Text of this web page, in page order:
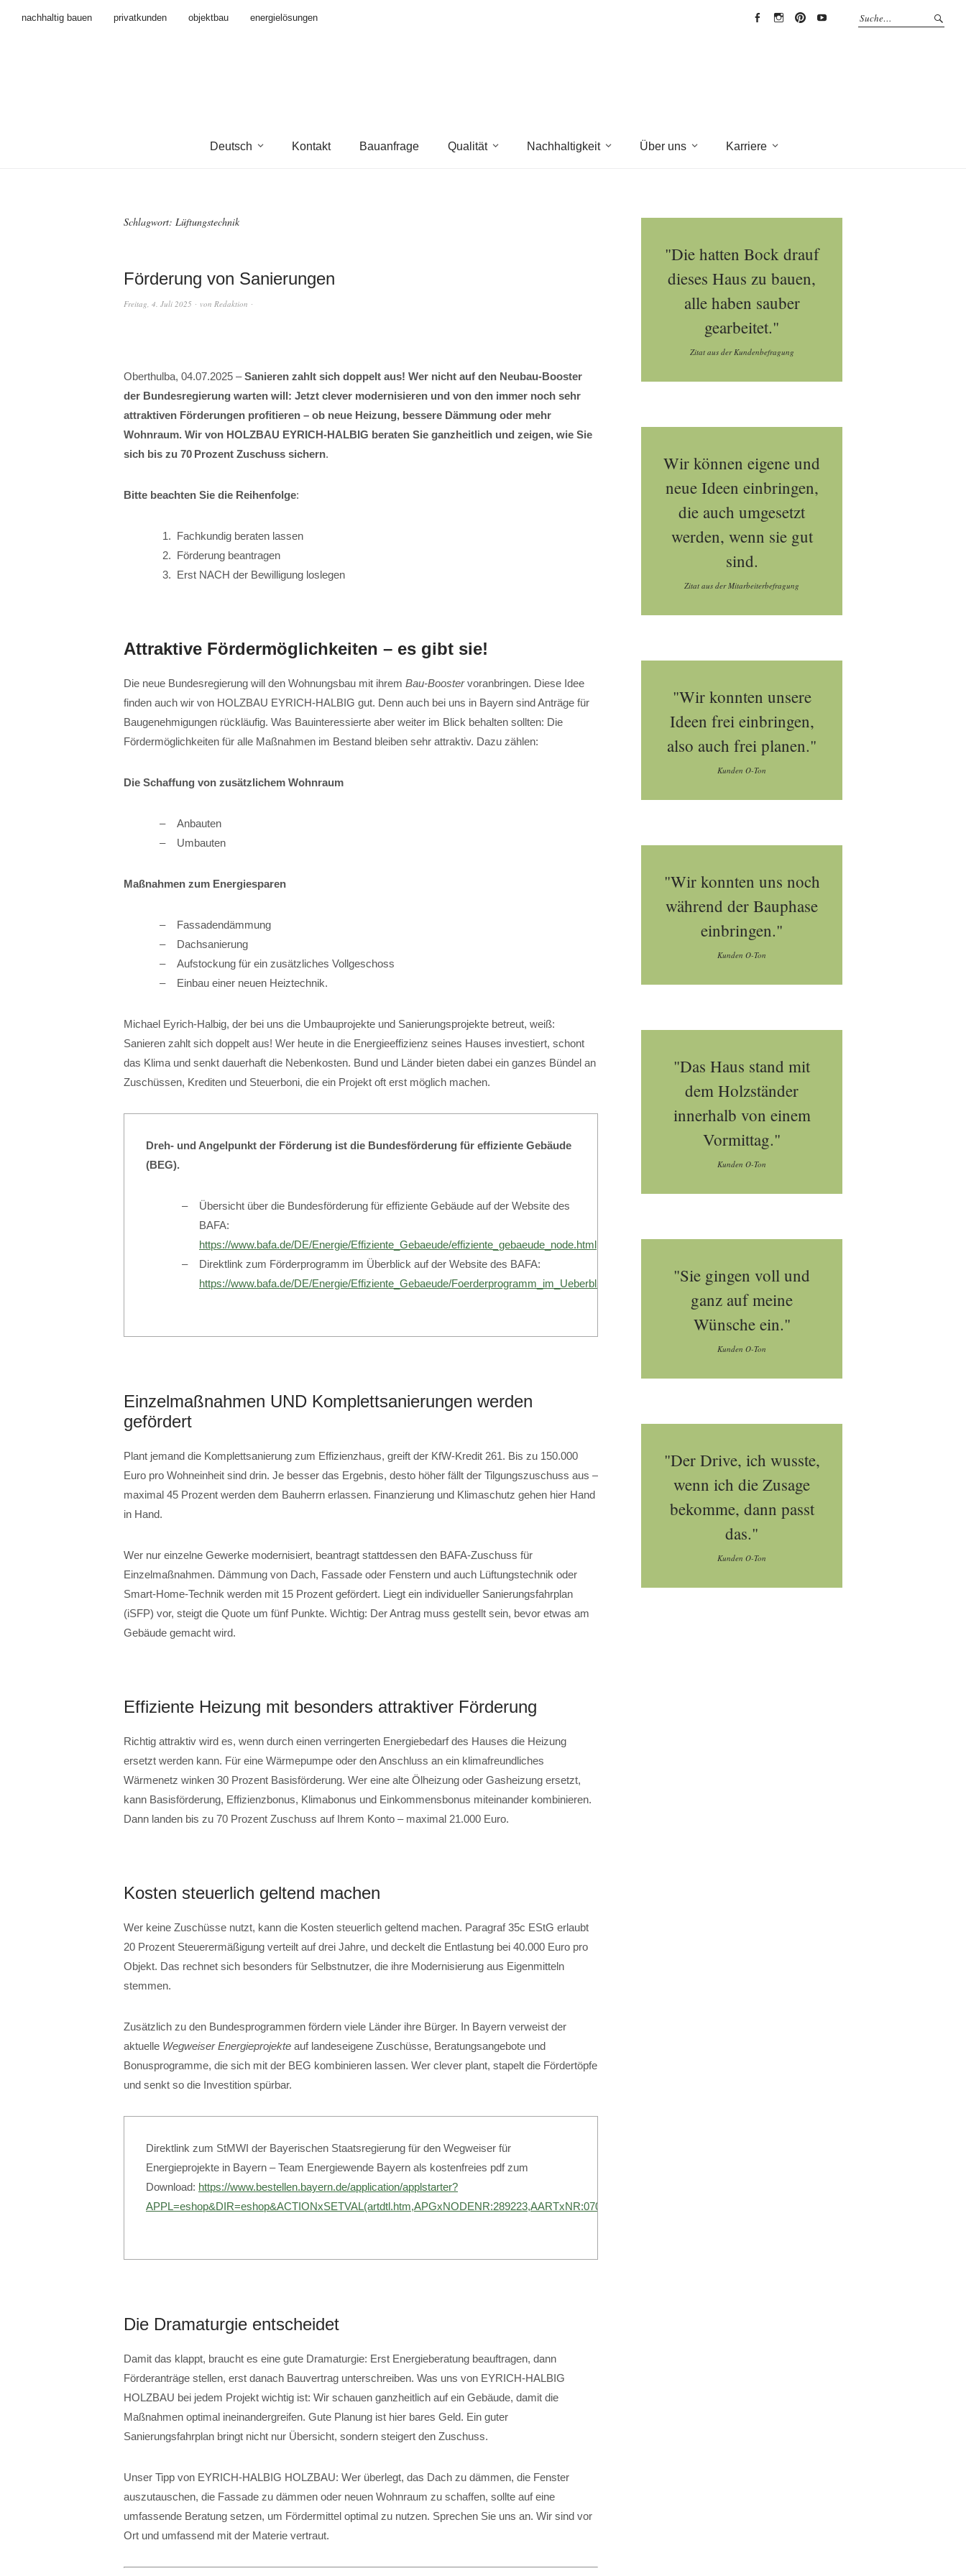
nachhaltig bauen privatkunden objektbau
energielösungen
Deutsch Kontakt Bauanfrage Qualität Nachhaltigkeit Über uns Karriere
Schlagwort: Lüftungstechnik
Förderung von Sanierungen
Freitag, 4. Juli 2025 von Redaktion
Oberthulba, 04.07.2025 –Sanieren zahlt sich doppelt aus! Wer nicht auf den Neubau-Booster
der Bundesregierung warten will: Jetzt clever modernisieren und von den immer noch sehr
attraktiven Förderungen profitieren – ob neue Heizung, bessere Dämmung oder mehr
Wohnraum. Wir von HOLZBAU EYRICH-HALBIG beraten Sie ganzheitlich und zeigen, wie Sie
sich bis zu 70 Prozent Zuschuss sichern.
Bitte beachten Sie die Reihenfolge:
Fachkundig beraten lassen
Förderung beantragen
Erst NACH der Bewilligung loslegen
Attraktive Fördermöglichkeiten – es gibt sie!
Die neue Bundesregierung will den Wohnungsbau mit ihrem Bau-Boostervoranbringen. Diese Idee
finden auch wir von HOLZBAU EYRICH-HALBIG gut. Denn auch bei uns in Bayern sind Anträge für
Baugenehmigungen rückläufig. Was Bauinteressierte aber weiter im Blick behalten sollten: Die
Fördermöglichkeiten für alle Maßnahmen im Bestand bleiben sehr attraktiv. Dazu zählen:
Die Schaffung von zusätzlichem Wohnraum
Anbauten
Umbauten
Maßnahmen zum Energiesparen
Fassadendämmung
Dachsanierung
Aufstockung für ein zusätzliches Vollgeschoss
Einbau einer neuen Heiztechnik.
Michael Eyrich-Halbig, der bei uns die Umbauprojekte und Sanierungsprojekte betreut, weiß:
Sanieren zahlt sich doppelt aus! Wer heute in die Energieeffizienz seines Hauses investiert, schont
das Klima und senkt dauerhaft die Nebenkosten. Bund und Länder bieten dabei ein ganzes Bündel an
Zuschüssen, Krediten und Steuerboni, die ein Projekt oft erst möglich machen.
Dreh- und Angelpunkt der Förderung ist die Bundesförderung für effiziente Gebäude
(BEG).
Übersicht über die Bundesförderung für effiziente Gebäude auf der Website des
BAFA:
https://www.bafa.de/DE/Energie/Effiziente_Gebaeude/effiziente_gebaeude_node.html
Direktlink zum Förderprogramm im Überblick auf der Website des BAFA:
https://www.bafa.de/DE/Energie/Effiziente_Gebaeude/Foerderprogramm_im_Ueberblick/foerderprogramm_im_ueberblick_node.html
Einzelmaßnahmen UND Komplettsanierungen werden
gefördert
Plant jemand die Komplettsanierung zum Effizienzhaus, greift der KfW-Kredit 261. Bis zu 150.000
Euro pro Wohneinheit sind drin. Je besser das Ergebnis, desto höher fällt der Tilgungszuschuss aus –
maximal 45 Prozent werden dem Bauherrn erlassen. Finanzierung und Klimaschutz gehen hier Hand
in Hand.
Wer nur einzelne Gewerke modernisiert, beantragt stattdessen den BAFA-Zuschuss für
Einzelmaßnahmen. Dämmung von Dach, Fassade oder Fenstern und auch Lüftungstechnik oder
Smart-Home-Technik werden mit 15 Prozent gefördert. Liegt ein individueller Sanierungsfahrplan
(iSFP) vor, steigt die Quote um fünf Punkte. Wichtig: Der Antrag muss gestellt sein, bevor etwas am
Gebäude gemacht wird.
Effiziente Heizung mit besonders attraktiver Förderung
Richtig attraktiv wird es, wenn durch einen verringerten Energiebedarf des Hauses die Heizung
ersetzt werden kann. Für eine Wärmepumpe oder den Anschluss an ein klimafreundliches
Wärmenetz winken 30 Prozent Basisförderung. Wer eine alte Ölheizung oder Gasheizung ersetzt,
kann Basisförderung, Effizienzbonus, Klimabonus und Einkommensbonus miteinander kombinieren.
Dann landen bis zu 70 Prozent Zuschuss auf Ihrem Konto – maximal 21.000 Euro.
Kosten steuerlich geltend machen
Wer keine Zuschüsse nutzt, kann die Kosten steuerlich geltend machen. Paragraf 35c EStG erlaubt
20 Prozent Steuerermäßigung verteilt auf drei Jahre, und deckelt die Entlastung bei 40.000 Euro pro
Objekt. Das rechnet sich besonders für Selbstnutzer, die ihre Modernisierung aus Eigenmitteln
stemmen.
Zusätzlich zu den Bundesprogrammen fördern viele Länder ihre Bürger. In Bayern verweist der
aktuelle Wegweiser Energieprojekte auf landeseigene Zuschüsse, Beratungsangebote und
Bonusprogramme, die sich mit der BEG kombinieren lassen. Wer clever plant, stapelt die Fördertöpfe
und senkt so die Investition spürbar.
Direktlink zum StMWI der Bayerischen Staatsregierung für den Wegweiser für
Energieprojekte in Bayern – Team Energiewende Bayern als kostenfreies pdf zum
Download: https://www.bestellen.bayern.de/application/applstarter?
Die Dramaturgie entscheidet
Damit das klappt, braucht es eine gute Dramaturgie: Erst Energieberatung beauftragen, dann
Förderanträge stellen, erst danach Bauvertrag unterschreiben. Was uns von EYRICH-HALBIG
HOLZBAU bei jedem Projekt wichtig ist: Wir schauen ganzheitlich auf ein Gebäude, damit die
Maßnahmen optimal ineinandergreifen. Gute Planung ist hier bares Geld. Ein guter
Sanierungsfahrplan bringt nicht nur Übersicht, sondern steigert den Zuschuss.
Unser Tipp von EYRICH-HALBIG HOLZBAU: Wer überlegt, das Dach zu dämmen, die Fenster
auszutauschen, die Fassade zu dämmen oder neuen Wohnraum zu schaffen, sollte auf eine
umfassende Beratung setzen, um Fördermittel optimal zu nutzen. Sprechen Sie uns an. Wir sind vor
Ort und umfassend mit der Materie vertraut.
"Die hatten Bock drauf
dieses Haus zu bauen,
alle haben sauber
gearbeitet."
Zitat aus der Kundenbefragung
Wir können eigene und
neue Ideen einbringen,
die auch umgesetzt
werden, wenn sie gut
sind.
Zitat aus der Mitarbeiterbefragung
"Wir konnten unsere
Ideen frei einbringen,
also auch frei planen."
Kunden O-Ton
"Wir konnten uns noch
während der Bauphase
einbringen."
Kunden O-Ton
"Das Haus stand mit
dem Holzständer
innerhalb von einem
Vormittag."
Kunden O-Ton
"Sie gingen voll und
ganz auf meine
Wünsche ein."
Kunden O-Ton
"Der Drive, ich wusste,
wenn ich die Zusage
bekomme, dann passt
das."
Kunden O-Ton